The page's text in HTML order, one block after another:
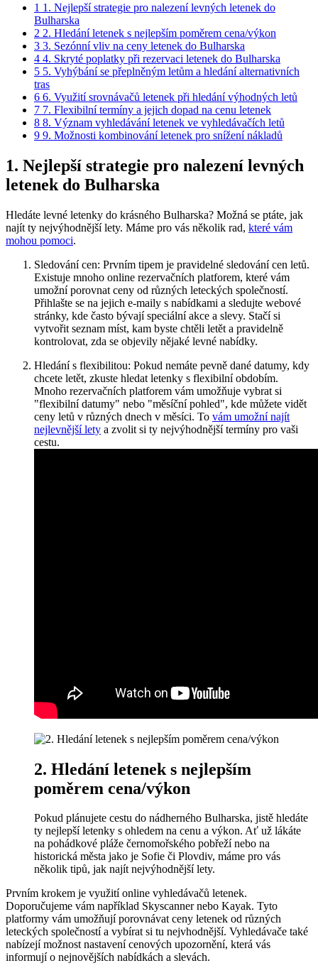
1 1. Nejlepší strategie pro nalezení levných letenek do
Bulharska
2 2. Hledání letenek s nejlepším poměrem cena/výkon
3 3. Sezónní vliv na ceny letenek do Bulharska
4 4. Skryté poplatky při rezervaci letenek do Bulharska
5 5. Vyhýbání se přeplněným letům a hledání alternativních
tras
6 6. Využití srovnávačů letenek při hledání výhodných letů
7 7. Flexibilní termíny a jejich dopad na cenu letenek
8 8. Význam vyhledávání letenek ve vyhledávačích letů
9 9. Možnosti kombinování letenek pro snížení nákladů
1. Nejlepší strategie pro nalezení levných
letenek do Bulharska
Hledáte levné letenky do krásného Bulharska? Možná se ptáte, jak
najít ty nejvýhodnější lety. Máme pro vás několik rad, které vám
mohou pomoci.
Sledování cen: Prvním tipem je pravidelné sledování cen letů.
Existuje mnoho online rezervačních platforem, které vám
umožní porovnat ceny od různých leteckých společností.
Přihlašte se na jejich e-maily s nabídkami a sledujte webové
stránky, kde často bývají speciální akce a slevy. Stačí si
vytvořit seznam míst, kam byste chtěli letět a pravidelně
kontrolovat, zda se objevily nějaké levné nabídky.
Hledání s flexibilitou: Pokud nemáte pevně dané datumy, kdy
chcete letět, zkuste hledat letenky s flexibilní obdobím.
Mnoho rezervačních platforem vám umožňuje vybrat si
"flexibilní datumy" nebo "měsíční pohled", kde můžete vidět
ceny letů v různých dnech v měsíci. To vám umožní najít
nejlevnější lety a zvolit si ty nejvýhodnější termíny pro vaši
cestu.
2. Hledání letenek s nejlepším
poměrem cena/výkon
Pokud plánujete cestu do nádherného Bulharska, jistě hledáte
ty nejlepší letenky s ohledem na cenu a výkon. Ať už lákáte
na pohádkové pláže černomořského pobřeží nebo na
historická města jako je Sofie či Plovdiv, máme pro vás
několik tipů, jak najít nejvýhodnější lety.
Prvním krokem je využití online vyhledávačů letenek.
Doporučujeme vám například Skyscanner nebo Kayak. Tyto
platformy vám umožňují porovnávat ceny letenek od různých
leteckých společností a vybírat si tu nejvhodnější. Vyhledávače také
nabízejí možnost nastavení cenových upozornění, která vás
informují o nejnovějších nabídkách a slevách.